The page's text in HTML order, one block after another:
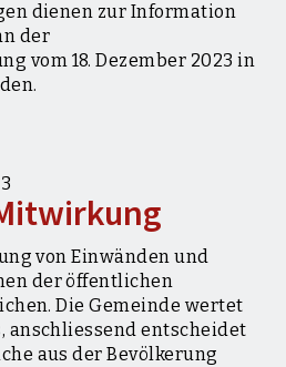
Zürich
dienen zur Information
der
vom 18. Dezember 2023 in
von Einwänden und
der öffentlichen
Die Gemeinde wertet
anschliessend entscheidet
aus der Bevölkerung